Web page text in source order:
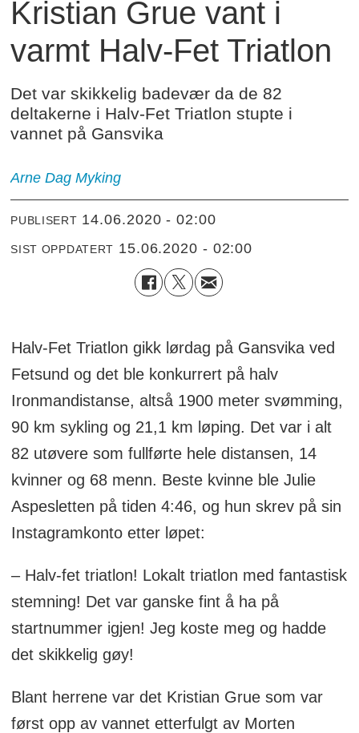
Kristian Grue vant i
varmt Halv-Fet Triatlon
Det var skikkelig badevær da de 82
deltakerne i Halv-Fet Triatlon stupte i
vannet på Gansvika
Arne Dag Myking
PUBLISERT 14.06.2020 - 02:00
SIST OPPDATERT 15.06.2020 - 02:00
Halv-Fet Triatlon gikk lørdag på Gansvika ved
Fetsund og det ble konkurrert på halv
Ironmandistanse, altså 1900 meter svømming,
90 km sykling og 21,1 km løping. Det var i alt
82 utøvere som fullførte hele distansen, 14
kvinner og 68 menn. Beste kvinne ble Julie
Aspesletten på tiden 4:46, og hun skrev på sin
Instagramkonto etter løpet:
– Halv-fet triatlon! Lokalt triatlon med fantastisk
stemning! Det var ganske fint å ha på
startnummer igjen! Jeg koste meg og hadde
det skikkelig gøy!
Blant herrene var det Kristian Grue som var
først opp av vannet etterfulgt av Morten